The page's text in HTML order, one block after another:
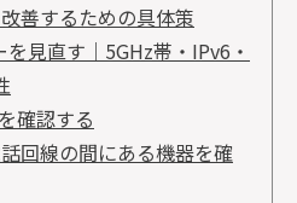
善するための具体策
見直す｜5GHz帯・IPv6・
確認する
回線の間にある機器を確